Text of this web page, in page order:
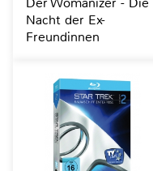
Nacht der Ex-
Freundinnen